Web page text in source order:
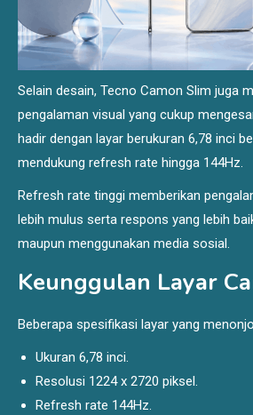
Selain desain, Tecno Camon Slim juga
pengalaman visual yang cukup
hadir dengan layar berukuran 6,78 inci
mendukung refresh rate hingga 144Hz.
Refresh rate tinggi memberikan
lebih mulus serta respons yang lebih
maupun menggunakan media sosial.
Keunggulan Layar
Beberapa spesifikasi layar yang
Ukuran 6,78 inci.
Resolusi 1224 x 2720 piksel.
Refresh rate 144Hz.